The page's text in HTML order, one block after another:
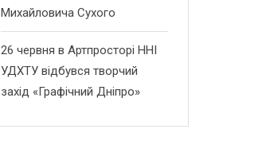
Михайловича Сухого
26 червня в Артпросторі ННІ
УДХТУ відбувся творчий
захід «Графічний Дніпро»